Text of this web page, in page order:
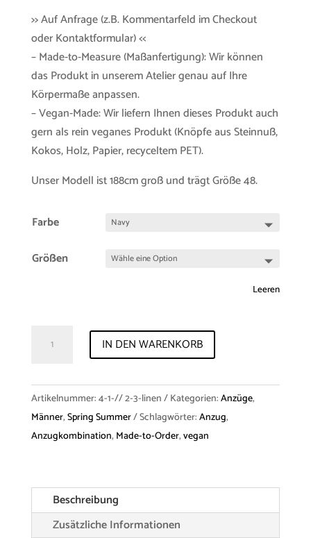
>> Auf Anfrage (z.B. Kommentarfeld im Checkout
oder Kontaktformular) <<
– Made-to-Measure (Maßanfertigung): Wir können
das Produkt in unserem Atelier genau auf Ihre
Körpermaße anpassen.
– Vegan-Made: Wir liefern Ihnen dieses Produkt auch
gern als rein veganes Produkt (Knöpfe aus Steinnuß,
Kokos, Holz, Papier, recyceltem PET).
Unser Modell ist 188cm groß und trägt Größe 48.
Farbe
Größen
Leeren
Jacket
&
Trousers
"Brad"
Linen
IN DEN WARENKORB
Artikelnummer:4-1-// 2-3-linen Kategorien:Anzüge,
Männer,Spring Summer Schlagwörter:Anzug,
Anzugkombination, Made-to-Order,vegan
Beschreibung
Zusätzliche Informationen